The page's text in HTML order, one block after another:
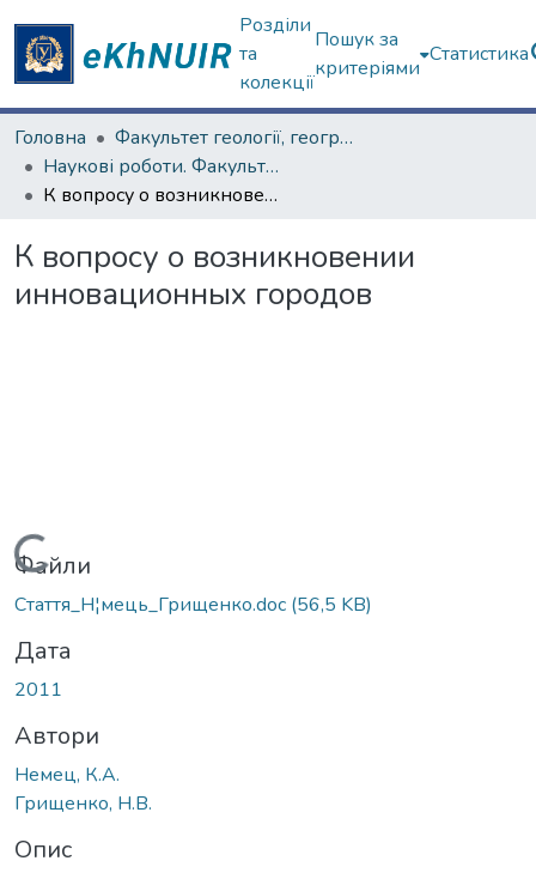
Розділи
та
колекції
Пошук за
критеріями
Статистика
Головна
Факультет геології, географіії, рекреації і туризму
Наукові роботи. Факультет геології, географіії, рекреації і туризму
К вопросу о возникновении инновационных городов
К вопросу о возникновении
инновационных городов
Вантажиться...
Файли
Стаття_Н¦мець_Грищенко.doc (56,5 KB)
Дата
2011
Автори
Немец, К.А.
Грищенко, Н.В.
Опис